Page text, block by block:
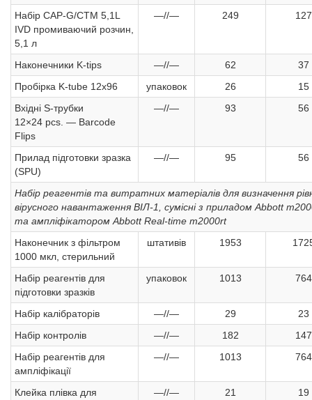
Набір CAP-G/CTM 5,1L
IVD промиваючий розчин,
5,1 л
—//— 249 127
Наконечники K-tips —//— 62
37
Пробірка K-tube 12х96
упаковок 26
15
Вхідні S-трубки
12×24 pcs. — Barcode
Flips
—//— 93 56
Прилад підготовки зразка
(SPU)
—//— 95 56
Набір реагентів та витратних матеріалів для визначення
вірусного навантаження ВІЛ-1, сумісні з приладом Abbott
та ампліфікатором Abbott Real-time m2000rt
Наконечник з фільтром
1000 мкл, стерильний
штативів 1953
Набір реагентів для
підготовки зразків
упаковок 1013 764
Набір калібраторів —//— 29
23
Набір контролів
—//— 182
147
Набір реагентів для
ампліфікації
—//— 1013 764
Клейка плівка для
—//— 21 19